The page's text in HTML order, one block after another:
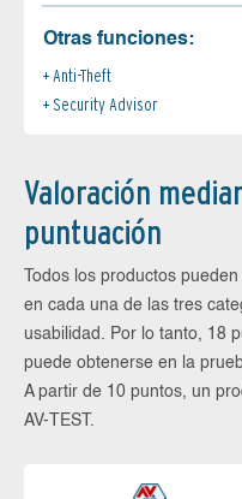
Otras funciones:
Anti-Theft
Security Advisor
Valoración
puntuación
Todos los productos
en cada una de las tres
usabilidad. Por lo tanto, 18
puede obtenerse en la
A partir de 10 puntos, un
AV-TEST.